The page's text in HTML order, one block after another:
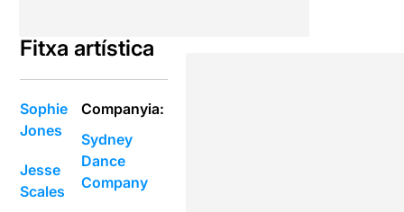
Fitxa artística
Sophie
Jones
Jesse
Scales
Companyia:
Sydney
Dance
Company